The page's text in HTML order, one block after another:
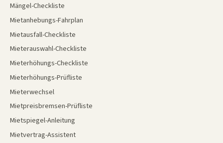
Mängel-Checkliste
Mietanhebungs-Fahrplan
Mietausfall-Checkliste
Mieterauswahl-Checkliste
Mieterhöhungs-Checkliste
Mieterhöhungs-Prüfliste
Mieterwechsel
Mietpreisbremsen-Prüfliste
Mietspiegel-Anleitung
Mietvertrag-Assistent